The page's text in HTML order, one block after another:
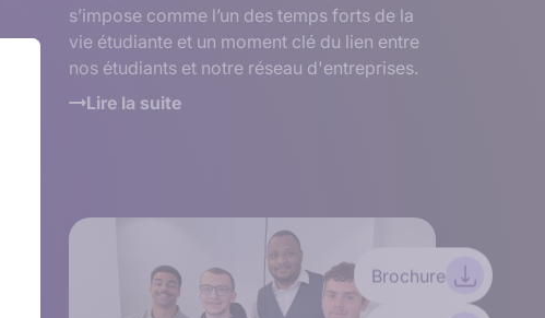
Brochure
s’impose comme l’un des temps forts de la
vie étudiante et un moment clé du lien entre
nos étudiants et notre réseau d'entreprises.
Lire la suite